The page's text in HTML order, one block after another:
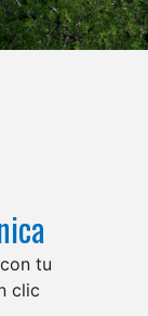
tu
clic